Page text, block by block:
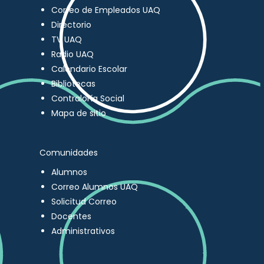
Correo de Empleados UAQ
Directorio
TV UAQ
Radio UAQ
Calendario Escolar
Bibliotecas
Contraloría Social
Mapa de sitio
Comunidades
Alumnos
Correo Alumnos UAQ
Solicitud Correo
Docentes
Administrativos